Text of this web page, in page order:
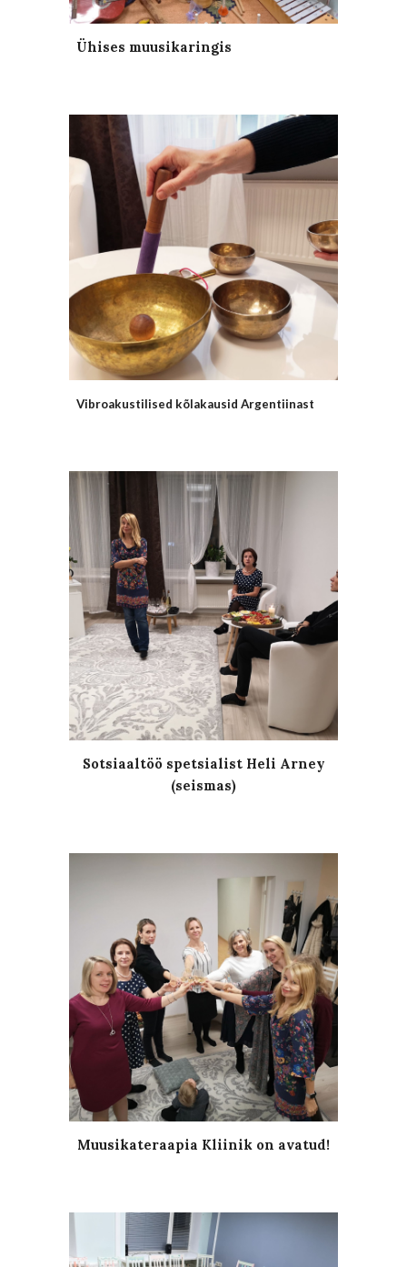
Ühises muusikaringis
Vibroakustilised kõlakausid Argentiinast
Sotsiaaltöö spetsialist Heli Arney
(seismas)
Muusikateraapia Kliinik on avatud!